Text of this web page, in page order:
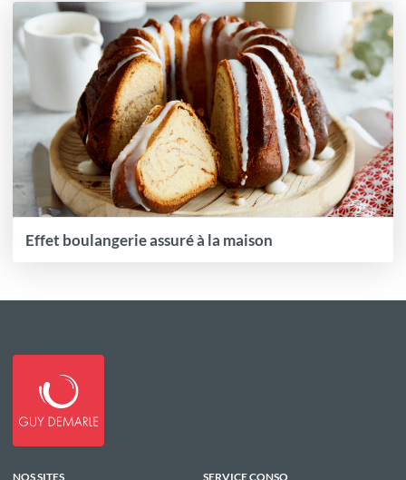
Effet boulangerie assuré à la maison
NOS SITES SERVICE CONSO